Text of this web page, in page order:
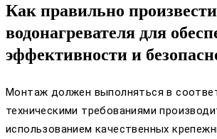
Как правильно
водонагревателя для
эффективности и
Монтаж должен выполняться в
техническими требованиями
использованием качественных